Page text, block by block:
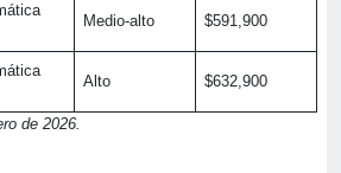
Medio-alto $591,900
Alto $632,900
de 2026.